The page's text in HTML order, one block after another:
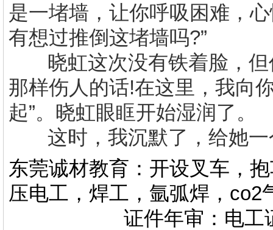
是一堵墙，让你呼吸困难，
有想过推倒这堵墙吗?”
晓虹这次没有铁着脸，但
那样伤人的话!在这里，我向
起”。晓虹眼眶开始湿润了。
这时，我沉默了，给她一
东莞诚材教育：开设叉车，
压电工，焊工，氩弧焊，co2
证件年审：电工证，